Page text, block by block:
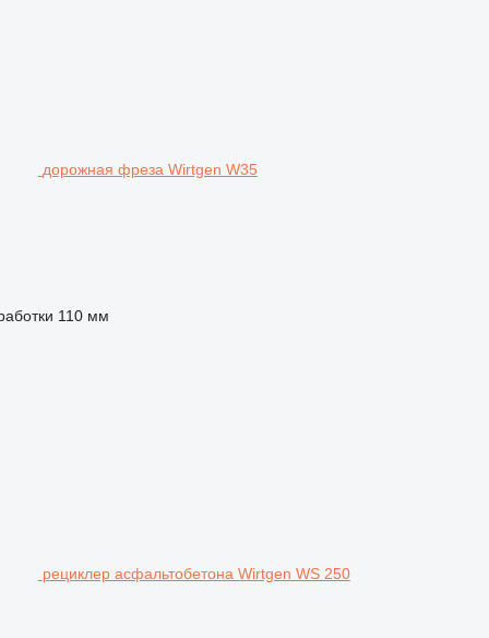
дорожная фреза Wirtgen W35
110 мм
рециклер асфальтобетона Wirtgen WS 250